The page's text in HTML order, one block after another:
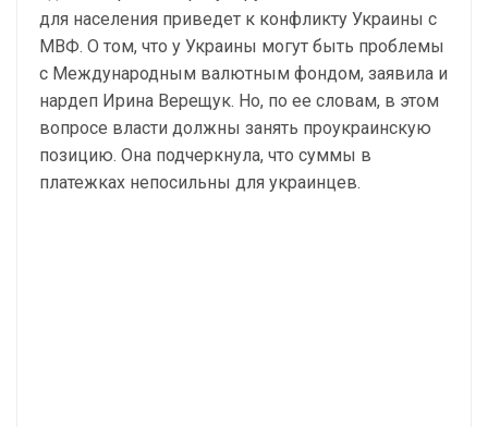
для населения приведет к конфликту Украины с
МВФ. О том, что у Украины могут быть проблемы
с Международным валютным фондом, заявила и
нардеп Ирина Верещук. Но, по ее словам, в этом
вопросе власти должны занять проукраинскую
позицию. Она подчеркнула, что суммы в
платежках непосильны для украинцев.